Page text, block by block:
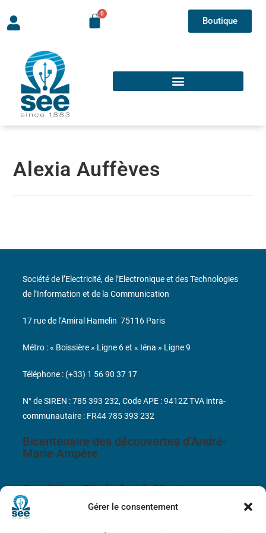
Gérer le consentement
Boutique
Alexia Auffèves
Bicentenaire des découvertes d’André-
Marie Ampère
Conditions Générales de Vente
Société de l’Electricité, de l’Electronique et des Technologies
de l’Information et de la Communication
17 rue de l’Amiral Hamelin 75116 Paris
Métro : « Boissière » Ligne 6 et « Iéna » Ligne 9
Téléphone : (+33) 1 56 90 37 17
N° de SIREN : 785 393 232, Code APE : 9412Z TVA intra-
communautaire : FR44 785 393 232